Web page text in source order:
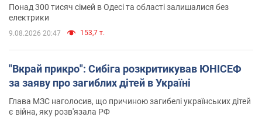
Понад 300 тисяч сімей в Одесі та області залишалися без
електрики
9.08.2026 20:47 153,7 т.
"Вкрай прикро": Сибіга розкритикував ЮНІСЕФ
за заяву про загиблих дітей в Україні
Глава МЗС наголосив, що причиною загибелі українських дітей
є війна, яку розв'язала РФ